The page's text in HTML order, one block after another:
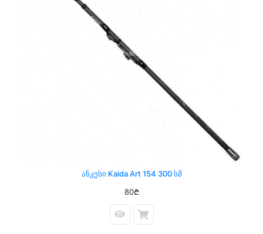
Ანკესი Kaida Art 154 300 Სმ
80₾